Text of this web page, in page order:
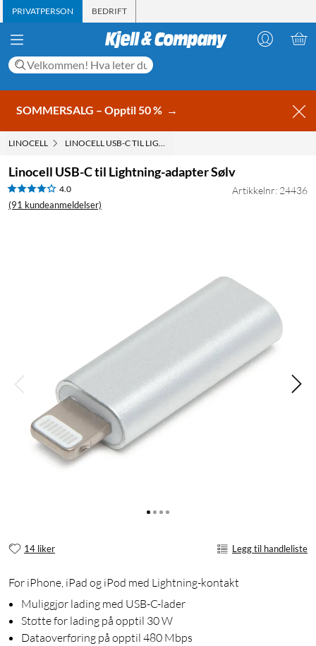
PRIVATPERSON BEDRIFT
SOMMERSALG – Opptil 50 % →
LINOCELL LINOCELL USB-C TIL LIGHTNING-ADAPTER SØLV
Linocell USB-C til Lightning-adapter Sølv
4.0
(91 kundeanmeldelser)
Artikkelnr: 24436
14 liker Legg til handleliste
For iPhone, iPad og iPod med Lightning-kontakt
Muliggjør lading med USB-C-lader
Støtte for lading på opptil 30 W
Dataoverføring på opptil 480 Mbps